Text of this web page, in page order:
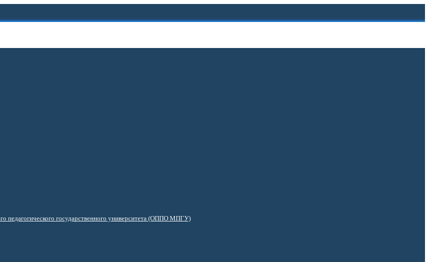
педагогического государственного университета (ОППО МПГУ)